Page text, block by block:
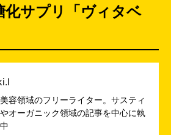
化サプリ「ヴィタベ
容領域のフリーライター。サスティ
オーガニック領域の記事を中心に執